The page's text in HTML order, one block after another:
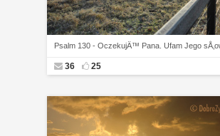
Psalm 130 - OczekujÄ™ Pana. Ufam Jego
36 25